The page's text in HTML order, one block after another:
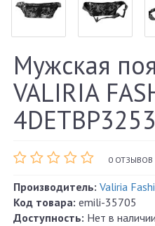
Мужская
VALIRIA
0 ОТЗЫВОВ
Производитель: Valiria
Код товара: emili-35705
Доступность: Нет в наличии